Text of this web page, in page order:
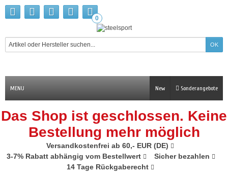
0
MENU Sonderangebote
New
Das Shop ist geschlossen. Keine
Bestellung mehr möglich
Versandkostenfrei ab 60,- EUR (DE)
3-7% Rabatt abhängig vom Bestellwert
Sicher bezahlen
14 Tage Rückgaberecht